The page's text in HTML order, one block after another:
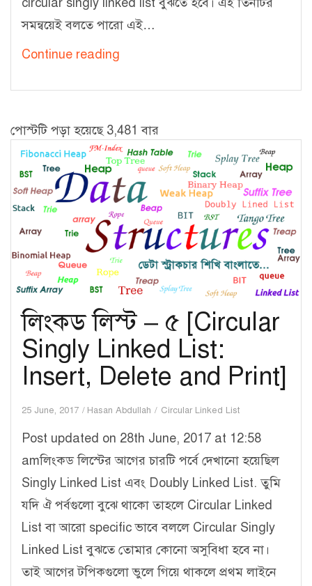
circular singly linked list বুঝতে হবে। এই তিনটির
সমন্বয়েই বলতে পারো এই…
Continue reading
৬
[Circular
Doubly
Linked
List:
Insert,
Delete
and
Print]
পোস্টটি পড়া হয়েছে 3,481 বার
লিংকড লিস্ট – ৫ [Circular
Singly Linked List:
Insert, Delete and Print]
25 June, 2017 Hasan Abdullah Circular Linked List
Post updated on 28th June, 2017 at 12:58
amলিংকড লিস্টের আগের চারটি পর্বে দেখানো হয়েছিল
Singly Linked List এবং Doubly Linked List. তুমি
যদি ঐ পর্বগুলো বুঝে থাকো তাহলে Circular Linked
List বা আরো specific ভাবে বললে Circular Singly
Linked List বুঝতে তোমার কোনো অসুবিধা হবে না।
তাই আগের টপিকগুলো ভুলে গিয়ে থাকলে প্রথম লাইনে